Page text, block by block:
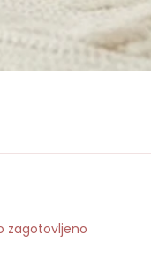
zagotovljeno